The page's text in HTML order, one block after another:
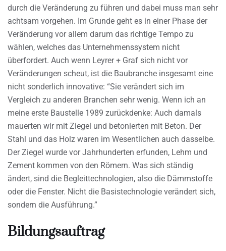
durch die Veränderung zu führen und dabei muss man sehr
achtsam vorgehen. Im Grunde geht es in einer Phase der
Veränderung vor allem darum das richtige Tempo zu
wählen, welches das Unternehmenssystem nicht
überfordert. Auch wenn Leyrer + Graf sich nicht vor
Veränderungen scheut, ist die Baubranche insgesamt eine
nicht sonderlich innovative: “Sie verändert sich im
Vergleich zu anderen Branchen sehr wenig. Wenn ich an
meine erste Baustelle 1989 zurückdenke: Auch damals
mauerten wir mit Ziegel und betonierten mit Beton. Der
Stahl und das Holz waren im Wesentlichen auch dasselbe.
Der Ziegel wurde vor Jahrhunderten erfunden, Lehm und
Zement kommen von den Römern. Was sich ständig
ändert, sind die Begleittechnologien, also die Dämmstoffe
oder die Fenster. Nicht die Basistechnologie verändert sich,
sondern die Ausführung.”
Bildungsauftrag